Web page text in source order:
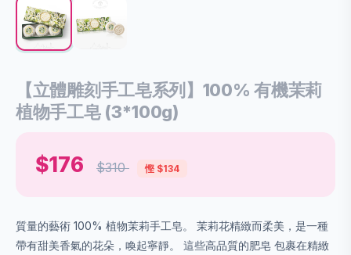
【立體雕刻手工皂系列】100% 有機茉莉
植物手工皂 (3*100g)
$176 $310 慳 $134
質量的藝術 100% 植物茉莉手工皂。 茉莉花精緻而柔美，是一種
帶有甜美香氣的花朵，喚起寧靜。 這些高品質的肥皂 包裹在精緻